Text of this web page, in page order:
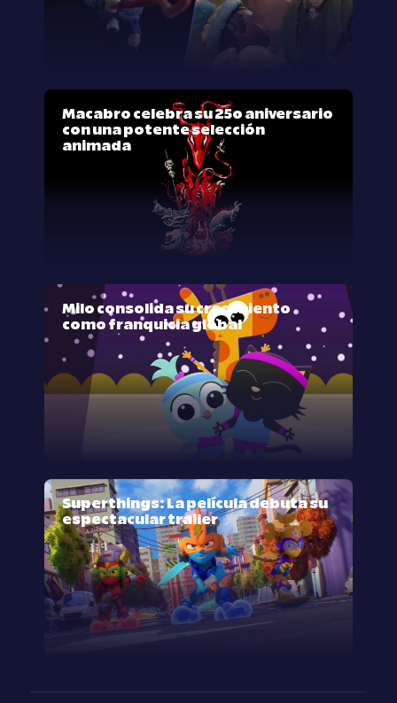
Macabro celebra su 25º aniversario
con una potente selección
animada
Milo consolida su crecimiento
como franquicia global
Superthings: La película debuta su
espectacular trailer